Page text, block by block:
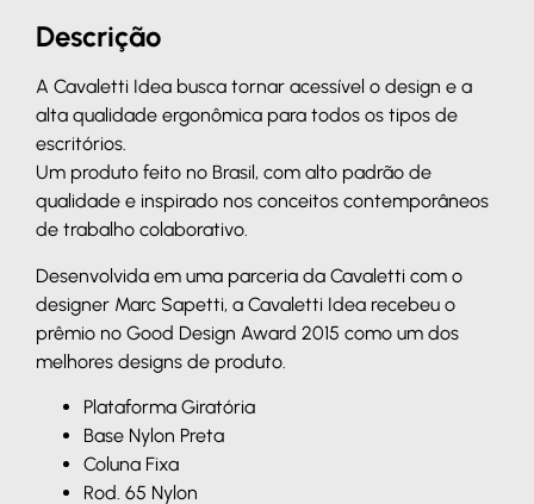
Descrição
A Cavaletti Idea busca tornar acessível o design e a
alta qualidade ergonômica para todos os tipos de
escritórios.
Um produto feito no Brasil, com alto padrão de
qualidade e inspirado nos conceitos contemporâneos
de trabalho colaborativo.
Desenvolvida em uma parceria da Cavaletti com o
designer Marc Sapetti, a Cavaletti Idea recebeu o
prêmio no Good Design Award 2015 como um dos
melhores designs de produto.
Plataforma Giratória
Base Nylon Preta
Coluna Fixa
Rod. 65 Nylon